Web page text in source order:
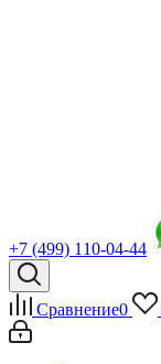
+7 (499) 110-04-44
Сравнение0